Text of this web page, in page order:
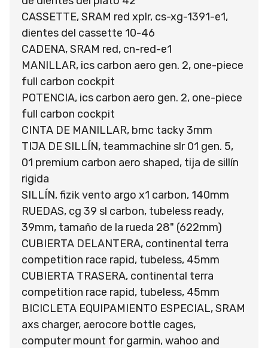
CASSETTE, SRAM red xplr, cs-xg-1391-e1,
dientes del cassette 10-46
CADENA, SRAM red, cn-red-e1
MANILLAR, ics carbon aero gen. 2, one-piece
full carbon cockpit
POTENCIA, ics carbon aero gen. 2, one-piece
full carbon cockpit
CINTA DE MANILLAR, bmc tacky 3mm
TIJA DE SILLÍN, teammachine slr 01 gen. 5,
01 premium carbon aero shaped, tija de sillín
rigida
SILLÍN, fizik vento argo x1 carbon, 140mm
RUEDAS, cg 39 sl carbon, tubeless ready,
39mm, tamaño de la rueda 28" (622mm)
CUBIERTA DELANTERA, continental terra
competition race rapid, tubeless, 45mm
CUBIERTA TRASERA, continental terra
competition race rapid, tubeless, 45mm
BICICLETA EQUIPAMIENTO ESPECIAL, SRAM
axs charger, aerocore bottle cages,
computer mount for garmin, wahoo and